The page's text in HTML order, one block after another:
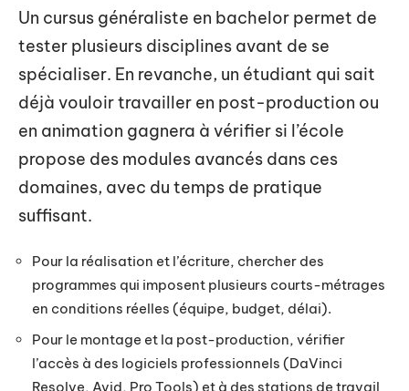
Un cursus généraliste en bachelor permet de
tester plusieurs disciplines avant de se
spécialiser. En revanche, un étudiant qui sait
déjà vouloir travailler en post-production ou
en animation gagnera à vérifier si l’école
propose des modules avancés dans ces
domaines, avec du temps de pratique
suffisant.
Pour la réalisation et l’écriture, chercher des
programmes qui imposent plusieurs courts-métrages
en conditions réelles (équipe, budget, délai).
Pour le montage et la post-production, vérifier
l’accès à des logiciels professionnels (DaVinci
Resolve, Avid, Pro Tools) et à des stations de travail